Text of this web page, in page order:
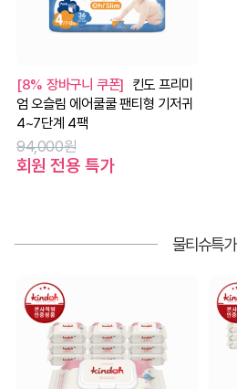
[8% 장바구니 쿠폰] 킨도 프리미
엄 오슬림 에어쿨쿨 팬티형 기저귀
4~7단계 4팩
94,000원
회원 전용 특가
물티슈특가